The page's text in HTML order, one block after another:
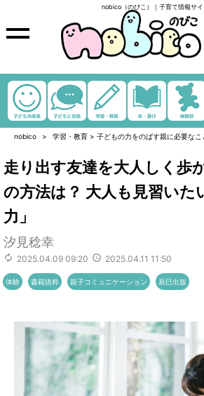
nobico（のびこ）｜子育て情報サイ
nobico 学習・教育 > 子どもの力をのばす親に必要なこ
走り出す友達を大人しく歩
の方法は？ 大人も見習いた
力」
汐見稔幸
2025.04.09 09:20 2025.04.11 11:50
体験 書籍抜粋 親子コミュニケーション 辰巳出版